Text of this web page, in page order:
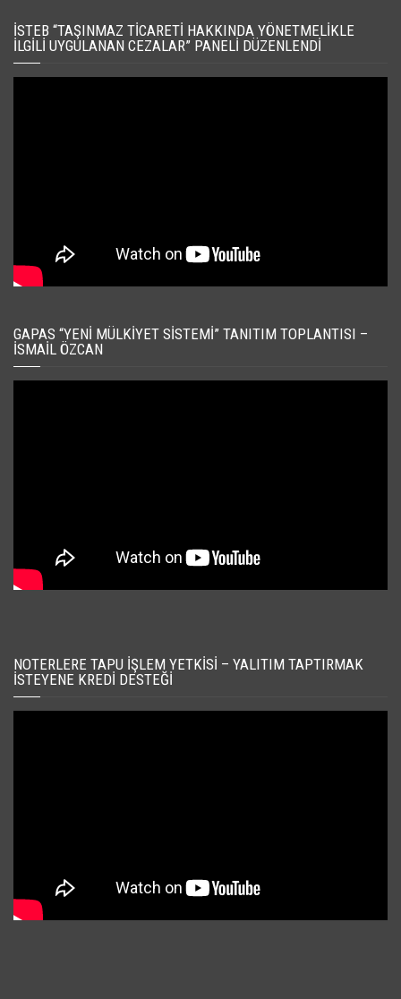
İSTEB “TAŞINMAZ TICARETI HAKKINDA YÖNETMELIKLE
İLGILI UYGULANAN CEZALAR” PANELI DÜZENLENDI
GAPAS “YENI MÜLKIYET SISTEMI” TANITIM TOPLANTISI –
İSMAIL ÖZCAN
NOTERLERE TAPU İŞLEM YETKISI – YALITIM TAPTIRMAK
İSTEYENE KREDI DESTEĞI